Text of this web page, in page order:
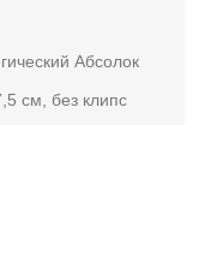
Абсолок
см, без клипс